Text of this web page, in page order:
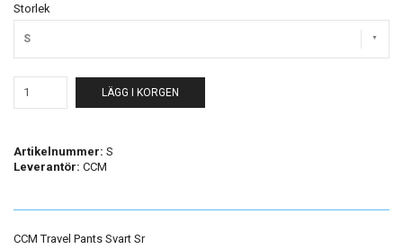
Storlek
S
LÄGG I KORGEN
Artikelnummer: S
Leverantör: CCM
CCM Travel Pants Svart Sr